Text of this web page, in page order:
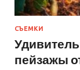
СЪЕМКИ
пейзажы